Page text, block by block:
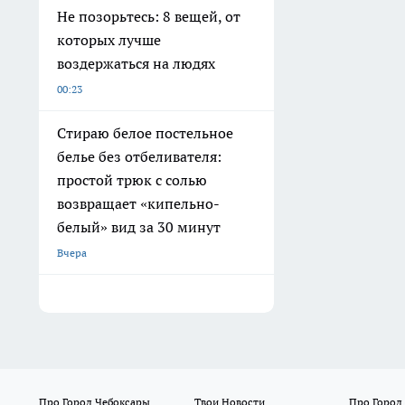
Не позорьтесь: 8 вещей, от
которых лучше
воздержаться на людях
00:23
Стираю белое постельное
белье без отбеливателя:
простой трюк с солью
возвращает «кипельно-
белый» вид за 30 минут
Вчера
Про Город Чебоксары Твои Новости Про Город